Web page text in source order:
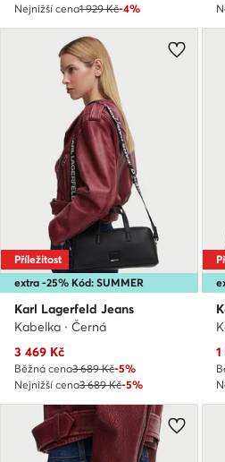
Nejnižší cena1 929 Kč-4%
extra -25% Kód: SUMMER
Příležitost
Karl Lagerfeld Jeans
Kabelka · Černá
Aktuální cena
3 469 Kč
Běžná cena3 689 Kč-5%
Nejnižší cena3 689 Kč-5%
1